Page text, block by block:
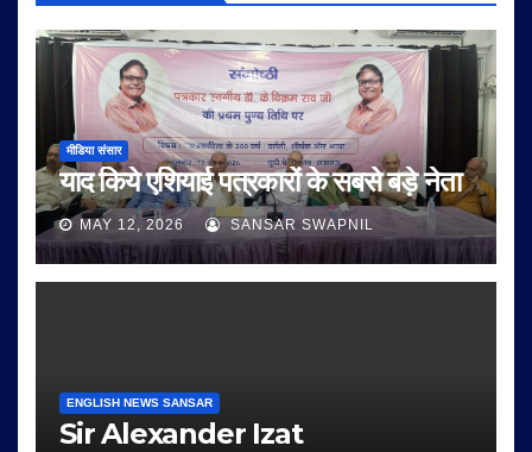
मीडिया संसार
याद किये एशियाई पत्रकारों के सबसे बड़े नेता
MAY 12, 2026 SANSAR SWAPNIL
ENGLISH NEWS SANSAR
Sir Alexander Izat